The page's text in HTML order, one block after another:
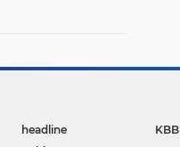
headline
KBB